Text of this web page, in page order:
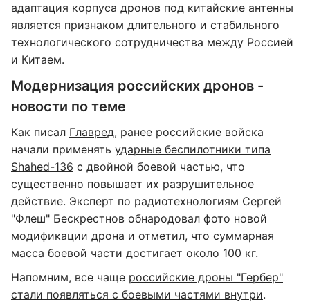
адаптация корпуса дронов под китайские антенны
является признаком длительного и стабильного
технологического сотрудничества между Россией
и Китаем.
Модернизация российских дронов -
новости по теме
Как писал Главред, ранее российские войска
начали применять ударные беспилотники типа
Shahed-136 с двойной боевой частью, что
существенно повышает их разрушительное
действие. Эксперт по радиотехнологиям Сергей
"Флеш" Бескрестнов обнародовал фото новой
модификации дрона и отметил, что суммарная
масса боевой части достигает около 100 кг.
Напомним, все чаще российские дроны "Гербер"
стали появляться с боевыми частями внутри.